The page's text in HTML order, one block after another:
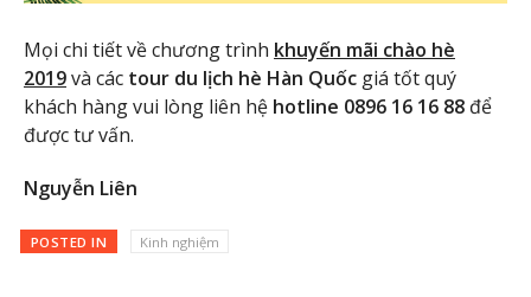
Mọi chi tiết về chương trình khuyến mãi chào hè
2019và các tour du lịch hè Hàn Quốc giá tốt quý
khách hàng vui lòng liên hệ hotline 0896 16 16 88 để
được tư vấn.
Nguyễn Liên
POSTED IN Kinh nghiệm